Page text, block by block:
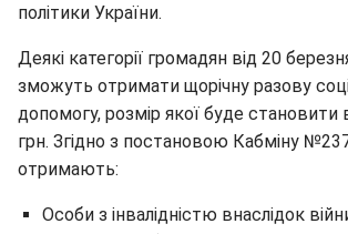
політики України.
Деякі категорії громадян від 20
зможуть отримати щорічну разову
допомогу, розмір якої буде становити
грн. Згідно з постановою Кабміну
отримають:
Особи з інвалідністю внаслідок